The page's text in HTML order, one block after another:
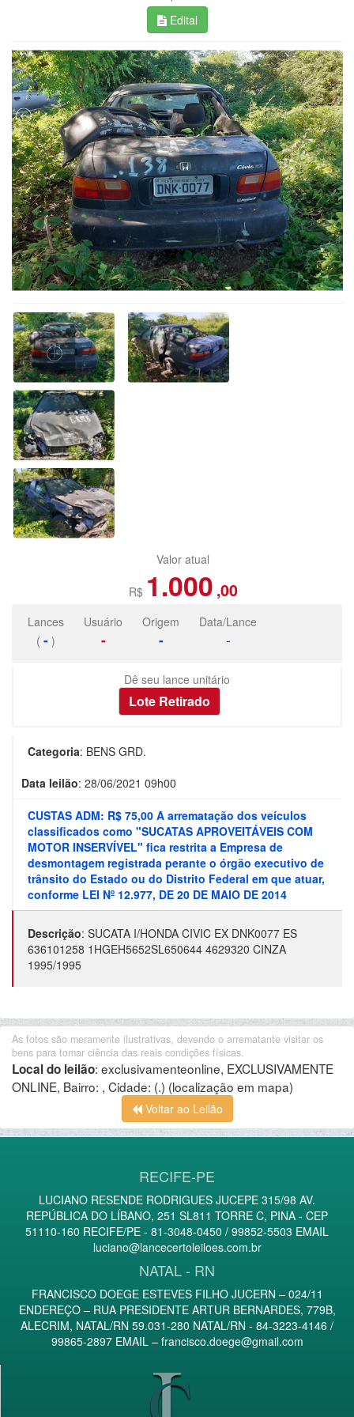
Edital
Valor atual
R$ 1.000 ,00
Lances
( - )
Usuário
-
Origem
-
Data/Lance
-
Dê seu lance unitário
Categoria: BENS GRD.
Data leilão: 28/06/2021 09h00
CUSTAS ADM: R$ 75,00 A arrematação dos veículos
classificados como "SUCATAS APROVEITÁVEIS COM
MOTOR INSERVÍVEL" fica restrita a Empresa de
desmontagem registrada perante o órgão executivo de
trânsito do Estado ou do Distrito Federal em que atuar,
conforme LEI Nº 12.977, DE 20 DE MAIO DE 2014
Descrição: SUCATA I/HONDA CIVIC EX DNK0077 ES
636101258 1HGEH5652SL650644 4629320 CINZA
1995/1995
As fotos são meramente ilustrativas, devendo o arrematante visitar os
bens para tomar ciência das reais condições físicas.
Local do leilão: exclusivamenteonline, EXCLUSIVAMENTE
ONLINE, Bairro: , Cidade: (.) (localização em mapa)
Voltar ao Leilão
RECIFE-PE
LUCIANO RESENDE RODRIGUES JUCEPE 315/98 AV.
REPÚBLICA DO LÍBANO, 251 SL811 TORRE C, PINA - CEP
51110-160 RECIFE/PE - 81-3048-0450 / 99852-5503 EMAIL
luciano@lancecertoleiloes.com.br
NATAL - RN
FRANCISCO DOEGE ESTEVES FILHO JUCERN – 024/11
ENDEREÇO – RUA PRESIDENTE ARTUR BERNARDES, 779B,
ALECRIM, NATAL/RN 59.031-280 NATAL/RN - 84-3223-4146 /
99865-2897 EMAIL – francisco.doege@gmail.com